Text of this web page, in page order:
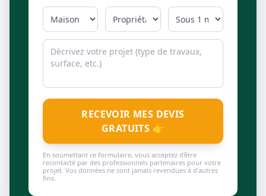
RECEVOIR MES DEVIS
GRATUITS 👉
En soumettant ce formulaire, vous acceptez d'être
recontacté par des professionnels partenaires pour votre
projet. Vos données ne sont jamais revendues à d'autres
fins.